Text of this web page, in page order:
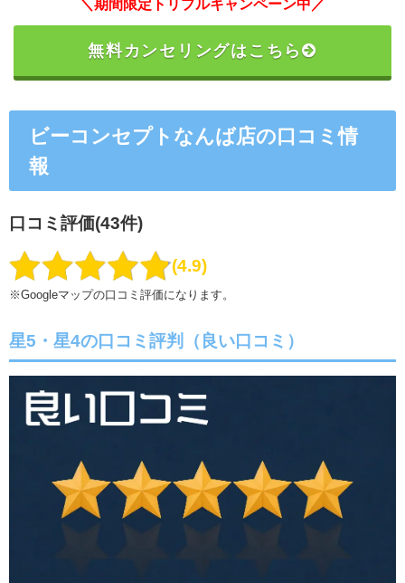
＼期間限定トリプルキャンペーン中／
無料カンセリングはこちら
ビーコンセプトなんば店の口コミ情
報
口コミ評価(43件)
4.9
※Googleマップの口コミ評価になります。
星5・星4の口コミ評判（良い口コミ）